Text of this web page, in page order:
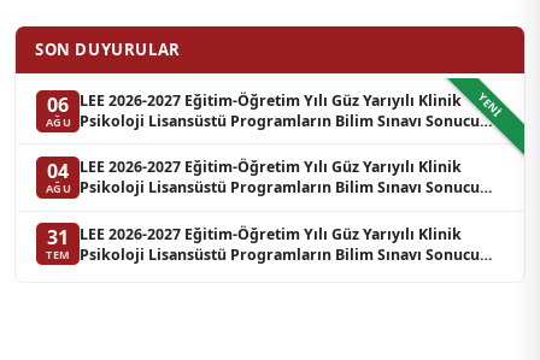
SON DUYURULAR
YENI
06
AĞU
LEE 2026-2027 Eğitim-Öğretim Yılı Güz Yarıyılı Klinik
Psikoloji Lisansüstü Programların Bilim Sınavı Sonucu
04
AĞU
LEE 2026-2027 Eğitim-Öğretim Yılı Güz Yarıyılı Klinik
Psikoloji Lisansüstü Programların Bilim Sınavı Sonucu
31
TEM
LEE 2026-2027 Eğitim-Öğretim Yılı Güz Yarıyılı Klinik
Psikoloji Lisansüstü Programların Bilim Sınavı Sonucu